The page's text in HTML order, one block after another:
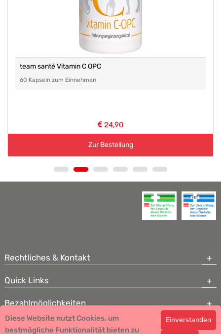
team santé Vitamin C OPC
60 Kapseln zum Einnehmen
24,90
Zur Bestellung
Rechtliches & Kontakt
Quick Links
Bezahlmöglichkeiten
Copyright © 2026 Team Santé Salvator Apotheke - GDP zertifiziert
Diese Website nutzt Cookies, um
bestmögliche Funktionalität bieten zu
Einverstanden